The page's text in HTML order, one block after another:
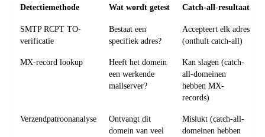
Detectiemethode Wat wordt getest Catch-all-resultaat
SMTP RCPT TO-
verificatie
Bestaat een
specifiek adres?
Accepteert elk adres
(onthult catch-all)
MX-record lookup
Heeft het domein
een werkende
mailserver?
Kan slagen (catch-
all-domeinen
hebben MX-
records)
Verzendpatroonanalyse
Ontvangt dit
domein van veel
Mislukt (catch-all-
domeinen hebben